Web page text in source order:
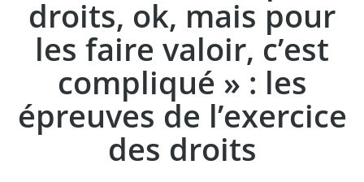
droits, ok, mais pour
les faire valoir, c’est
compliqué » : les
épreuves de l’exercice
des droits